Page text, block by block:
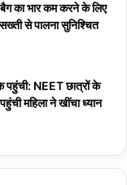
बैग का भार कम करने के लिए
से पालना सुनिश्चित
पहुंची: NEET छात्रों के
महिला ने खींचा ध्यान